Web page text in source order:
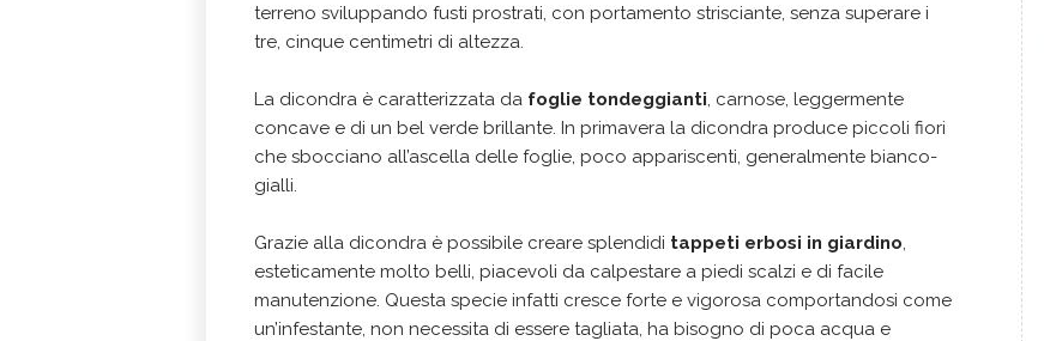
terreno sviluppando fusti prostrati, con portamento strisciante, senza superare i
tre, cinque centimetri di altezza.
La dicondra è caratterizzata da foglie tondeggianti, carnose, leggermente
concave e di un bel verde brillante. In primavera la dicondra produce piccoli fiori
che sbocciano all’ascella delle foglie, poco appariscenti, generalmente bianco-
gialli.
Grazie alla dicondra è possibile creare splendidi tappeti erbosi in giardino,
esteticamente molto belli, piacevoli da calpestare a piedi scalzi e di facile
manutenzione. Questa specie infatti cresce forte e vigorosa comportandosi come
un’infestante, non necessita di essere tagliata, ha bisogno di poca acqua e